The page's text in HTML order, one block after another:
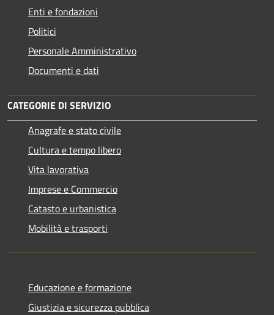
Enti e fondazioni
Politici
Personale Amministrativo
Documenti e dati
CATEGORIE DI SERVIZIO
Anagrafe e stato civile
Cultura e tempo libero
Vita lavorativa
Imprese e Commercio
Catasto e urbanistica
Mobilità e trasporti
Educazione e formazione
Giustizia e sicurezza pubblica